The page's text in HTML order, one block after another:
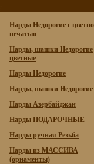
Нарды Недорогие с
печатью
Нарды, шашки Недорогие
цветные
Нарды Недорогие
Нарды, шашки Недорогие
Нарды Азербайджан
Нарды ПОДАРОЧНЫЕ
Нарды ручная Резьба
Нарды из МАССИВА
(орнаменты)